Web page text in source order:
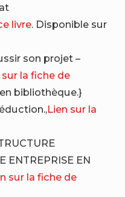
livre. Disponible sur
son projet –
sur la fiche de
bibliothèque.}
Lien sur la
ENTREPRISE EN
sur la fiche de